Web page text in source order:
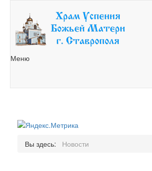
Меню
Вы здесь: Новости